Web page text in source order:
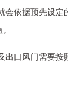
依据预先设
出口风门需要